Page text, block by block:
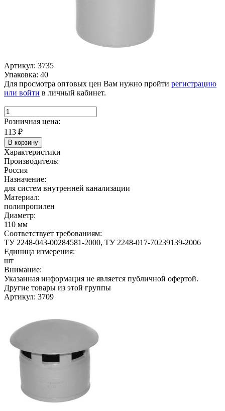
Артикул: 3735
Упаковка: 40
Для просмотра оптовых цен Вам нужно пройти регистрацию
или войти в личный кабинет.
Розничная цена:
113 ₽
В корзину
Характеристики
Производитель:
Россия
Назначение:
для систем внутренней канализации
Материал:
полипропилен
Диаметр:
110 мм
Соответствует требованиям:
ТУ 2248-043-00284581-2000, ТУ 2248-017-70239139-2006
Единица измерения:
шт
Внимание:
Указанная информация не является публичной офертой.
Другие товары из этой группы
Артикул: 3709